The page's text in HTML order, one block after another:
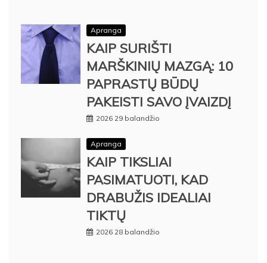
Apranga
KAIP SURIŠTI
MARŠKINIŲ MAZGĄ: 10
PAPRASTŲ BŪDŲ
PAKEISTI SAVO ĮVAIZDĮ
2026 29 balandžio
Apranga
KAIP TIKSLIAI
PASIMATUOTI, KAD
DRABUŽIS IDEALIAI
TIKTŲ
2026 28 balandžio